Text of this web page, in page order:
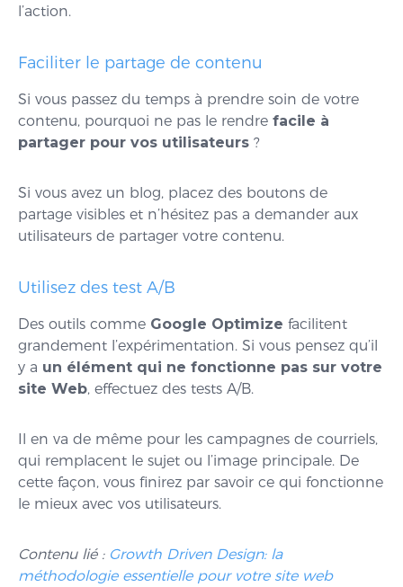
l’action.
Faciliter le partage de contenu
Si vous passez du temps à prendre soin de votre
contenu, pourquoi ne pas le rendre facile à
partager pour vos utilisateurs ?
Si vous avez un blog, placez des boutons de
partage visibles et n’hésitez pas a demander aux
utilisateurs de partager votre contenu.
Utilisez des test A/B
Des outils comme Google Optimize facilitent
grandement l’expérimentation. Si vous pensez qu’il
y a un élément qui ne fonctionne pas sur votre
site Web, effectuez des tests A/B.
Il en va de même pour les campagnes de courriels,
qui remplacent le sujet ou l’image principale. De
cette façon, vous finirez par savoir ce qui fonctionne
le mieux avec vos utilisateurs.
Contenu lié : Growth Driven Design: la
méthodologie essentielle pour votre site web